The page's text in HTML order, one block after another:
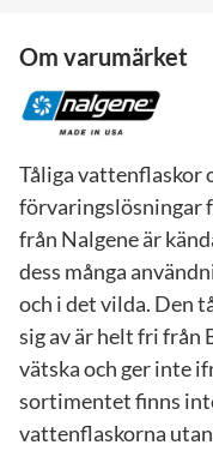
Om varumärket
Tåliga vattenflaskor
förvaringslösningar
från Nalgene är
dess många
och i det vilda. Den
sig av är helt fri från
vätska och ger inte
sortimentet finns
vattenflaskorna